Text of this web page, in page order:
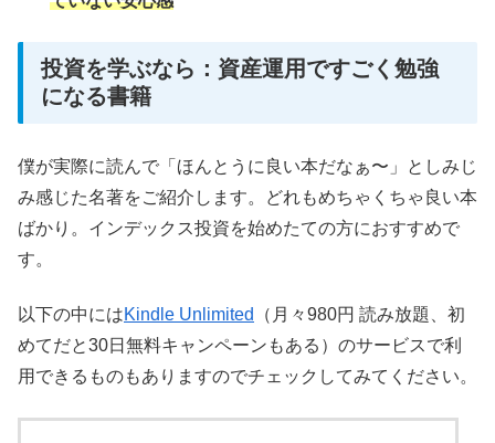
投資を学ぶなら：資産運用ですごく勉強
になる書籍
僕が実際に読んで「ほんとうに良い本だなぁ〜」としみじ
み感じた名著をご紹介します。どれもめちゃくちゃ良い本
ばかり。インデックス投資を始めたての方におすすめで
す。
以下の中にはKindle Unlimited
（月々980円 読み放題、初
めてだと30日無料キャンペーンもある）のサービスで利
用できるものもありますのでチェックしてみてください。